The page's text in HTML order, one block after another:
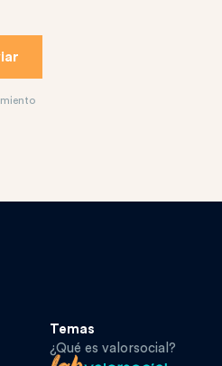
Temas
¿Qué es valorsocial?